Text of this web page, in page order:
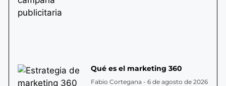
Qué es el marketing 360
Fabio Cortegana 6 de agosto de 2026